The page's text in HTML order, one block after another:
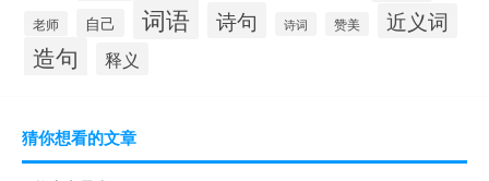
老师 自己 词语 诗句 诗词 赞美 近义词
造句 释义
猜你想看的文章